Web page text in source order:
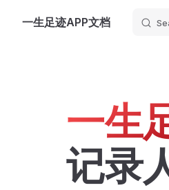
Skip to content
一生足迹APP文档
一生
记录